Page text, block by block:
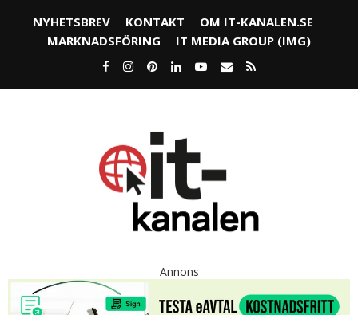
NYHETSBREV KONTAKT
OM IT-KANALEN.SE
MARKNADSFÖRING
IT MEDIA GROUP (IMG)
Annons